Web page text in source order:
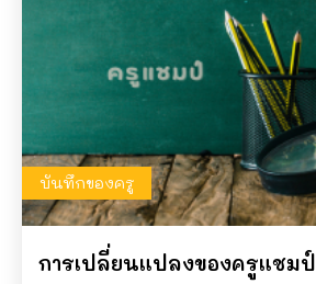
บันทึกของครู
การเปลี่ยนแปลงของครูแชมป์